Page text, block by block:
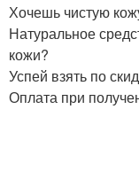
Хочешь чистую
Натуральное
кожи?
Успей взять по
Оплата при